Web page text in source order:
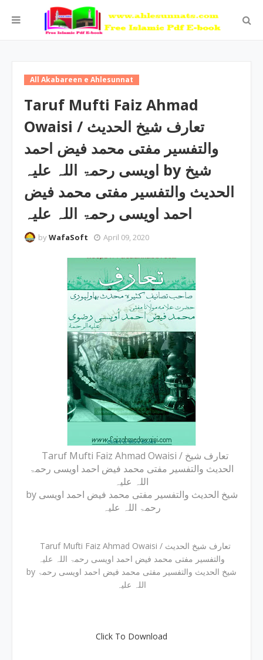
All Akabareen e Ahlesunnat
Taruf Mufti Faiz Ahmad
Owaisi / تعارف شیخ الحدیث
والتفسیر مفتی محمد فیض احمد
اویسی رحمۃ اللہ علیہ by شیخ
الحدیث والتفسیر مفتی محمد فیض
احمد اویسی رحمۃ اللہ علیہ
byWafaSoft April 09, 2020
Taruf Mufti Faiz Ahmad Owaisi / تعارف شیخ
الحدیث والتفسیر مفتی محمد فیض احمد اویسی رحمۃ
اللہ علیہ
by شیخ الحدیث والتفسیر مفتی محمد فیض احمد اویسی
رحمۃ اللہ علیہ
Taruf Mufti Faiz Ahmad Owaisi / تعارف شیخ الحدیث
والتفسیر مفتی محمد فیض احمد اویسی رحمۃ اللہ علیہ
by شیخ الحدیث والتفسیر مفتی محمد فیض احمد اویسی رحمۃ
اللہ علیہ
Click To Download